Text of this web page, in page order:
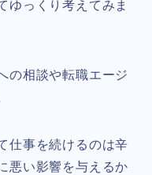
ゆっくり考えてみま
の相談や転職エージ
仕事を続けるのは辛
悪い影響を与えるか